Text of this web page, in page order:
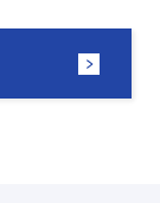
ひとつ説
私の不安
また、購